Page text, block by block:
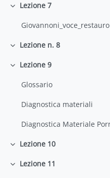
Minimizza
Lezione 7
Giovannoni_voce_restauro
Minimizza
Lezione n. 8
Minimizza
Lezione 9
Glossario
Diagnostica materiali
Minimizza
Lezione 10
Minimizza
Lezione 11